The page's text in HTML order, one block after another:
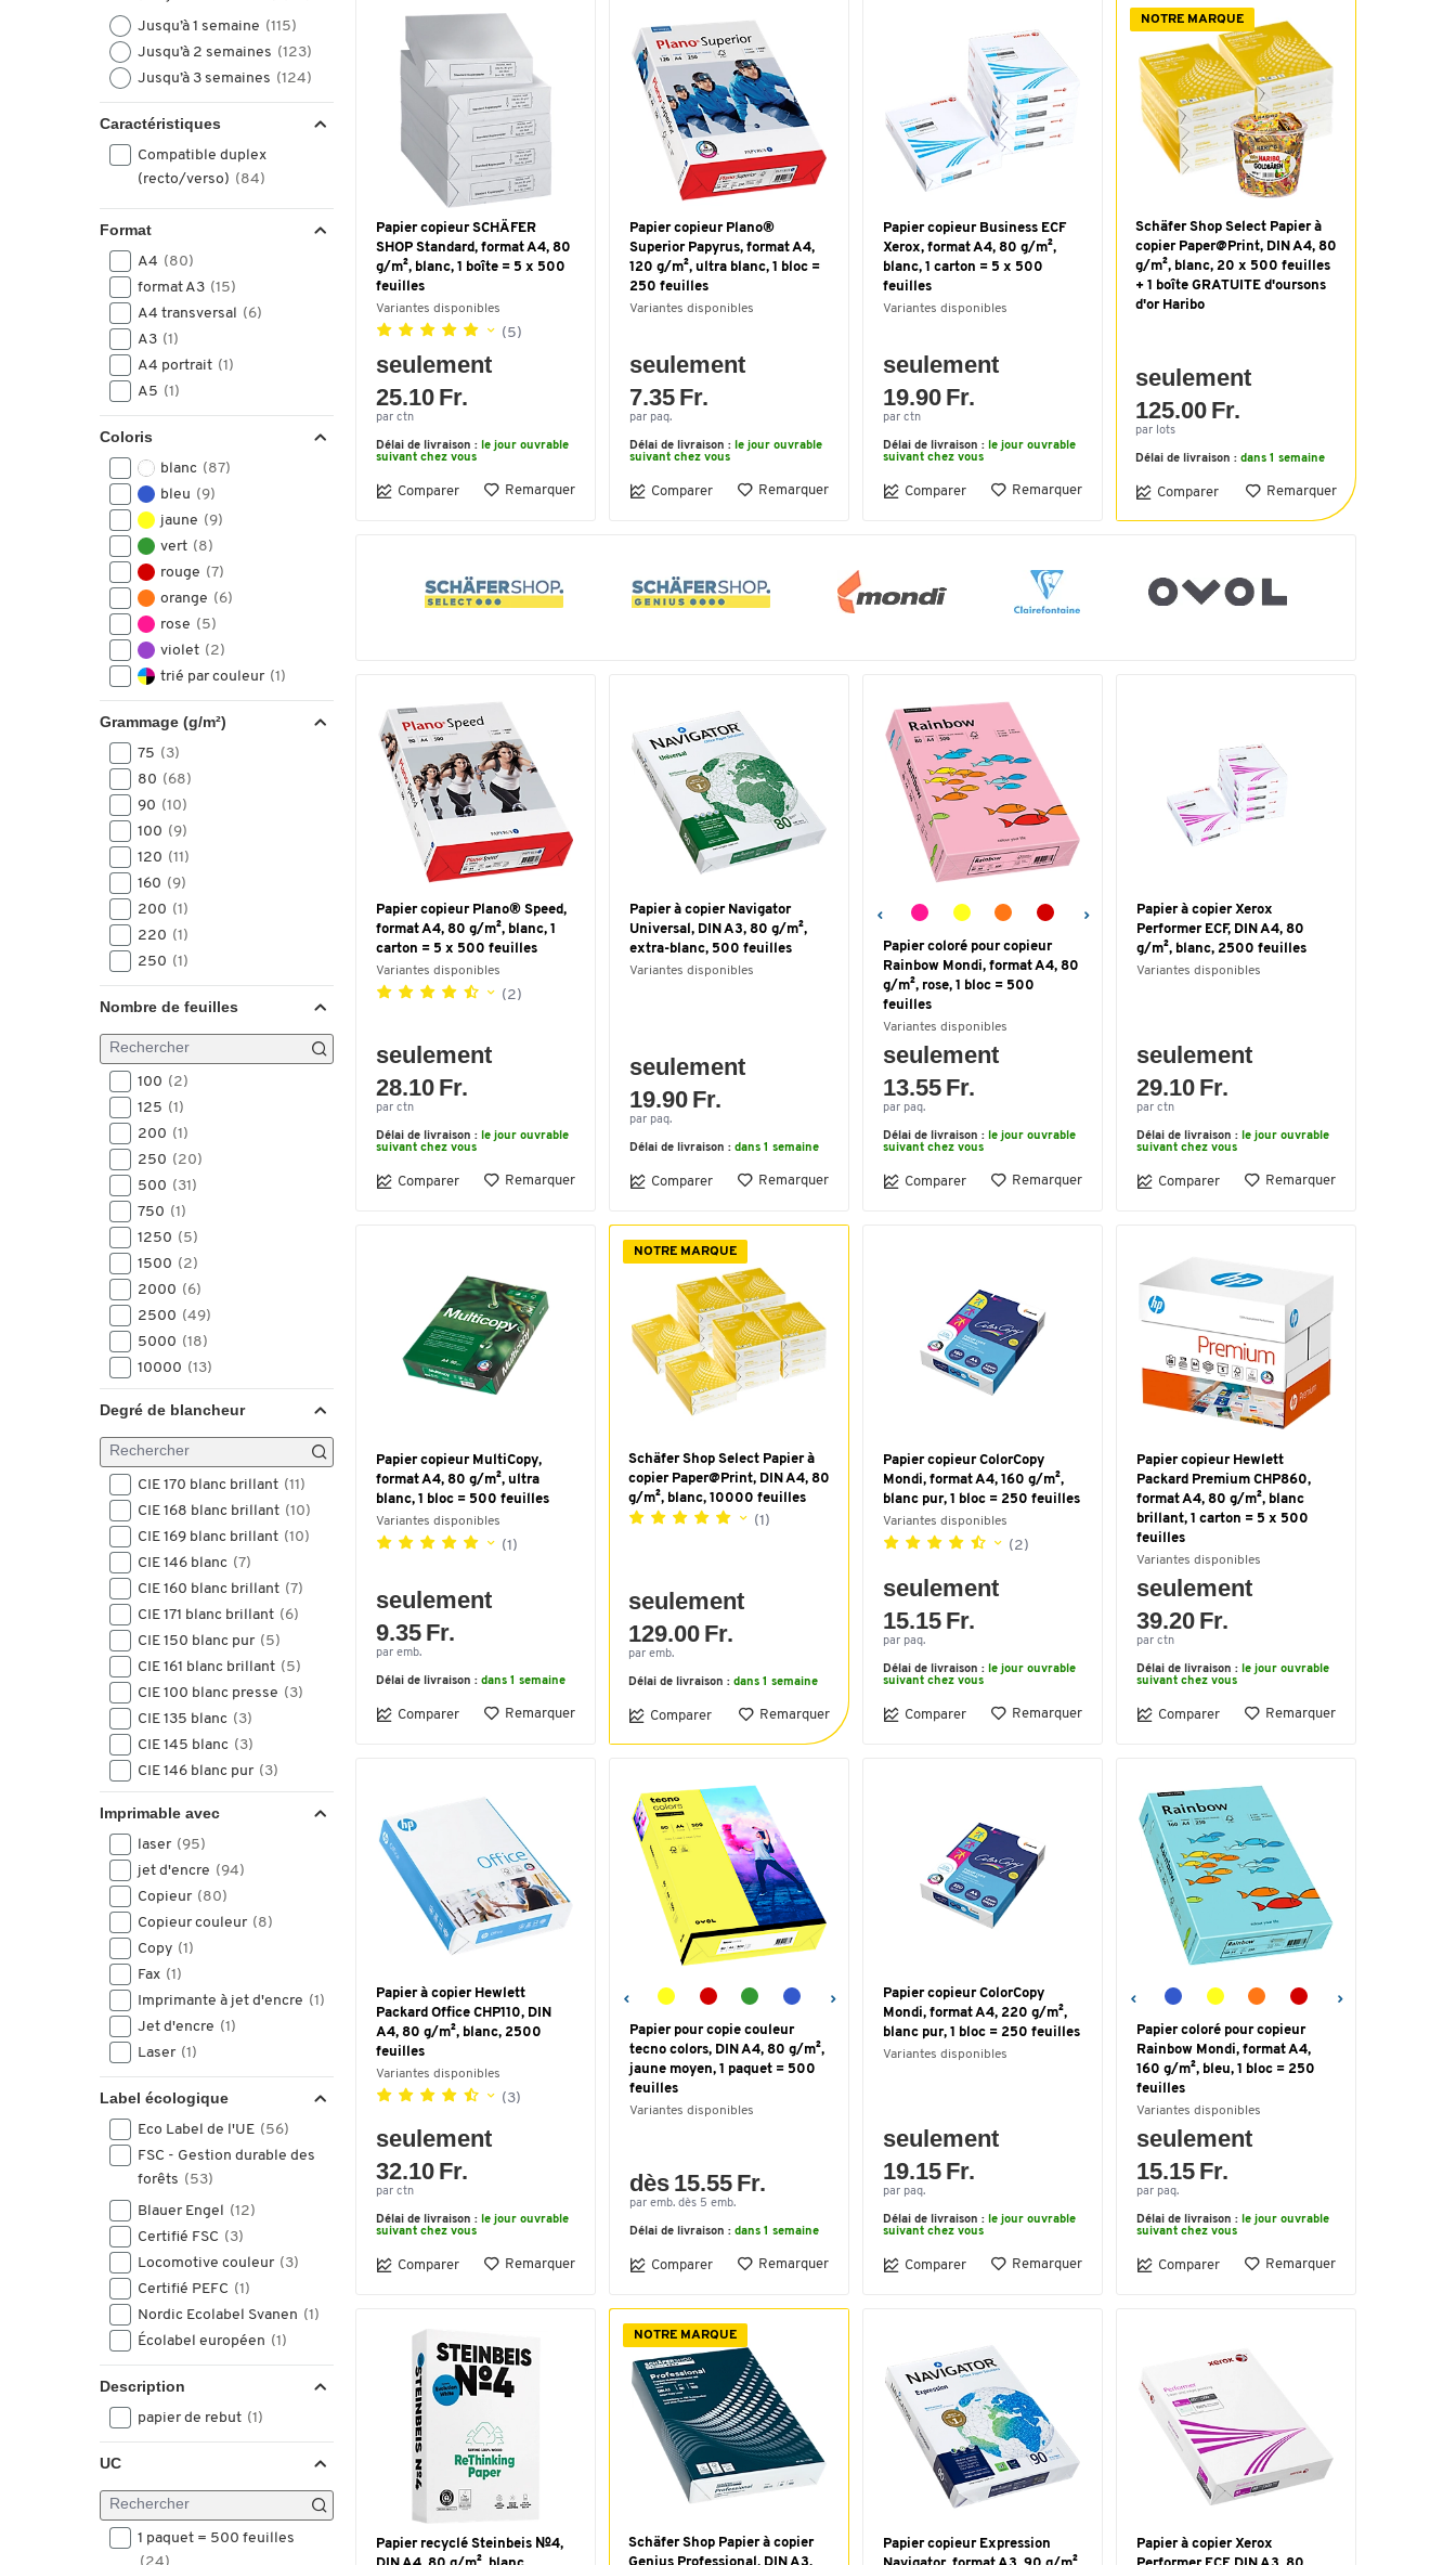
Jusqu’à 1 semaine (115)
Jusqu’à 2 semaines (123)
Jusqu’à 3 semaines (124)
Caractéristiques
Compatible duplex
(recto/verso) (84)
Format
A4 (80)
format A3 (15)
A4 transversal (6)
A3 (1)
A4 portrait (1)
A5 (1)
Coloris
blanc (87)
bleu (9)
jaune (9)
vert (8)
rouge (7)
orange (6)
rose (5)
violet (2)
trié par couleur (1)
Grammage (g/m²)
75 (3)
80 (68)
90 (10)
100 (9)
120 (11)
160 (9)
200 (1)
220 (1)
250 (1)
Nombre de feuilles
100 (2)
125 (1)
200 (1)
250 (20)
500 (31)
750 (1)
1250 (5)
1500 (2)
2000 (6)
2500 (49)
5000 (18)
10000 (13)
50000(2)
100000 (11)
120000
Degré de blancheur
CIE 170 blanc brillant (11)
CIE 168 blanc brillant (10)
CIE 169 blanc brillant (10)
CIE 146 blanc (7)
CIE 160 blanc brillant (7)
CIE 171 blanc brillant (6)
CIE 150 blanc pur (5)
CIE 161 blanc brillant (5)
CIE 100 blanc presse (3)
CIE 135 blanc (3)
CIE 145 blanc (3)
CIE 146 blanc pur (3)
CIE 153 blanc(3)
CIE 150 blanc
CIE 165 blanc brillant
CIE 167 blanc brillant
136 CIE (1)
146 blanc(1)
CIE 112 blanc
CIE 160 blanc pur
CIE 167 hochweiß (1)
CIE 70 blanc presse
CIE 80 blanc presse
Imprimable avec
laser (95)
jet d'encre (94)
Copieur (80)
Copieur couleur (8)
Copy (1)
Fax (1)
Imprimante à jet d'encre (1)
Jet d'encre (1)
Laser (1)
Label écologique
Eco Label de l'UE (56)
FSC - Gestion durable des
forêts (53)
Blauer Engel (12)
Certifié FSC (3)
Locomotive couleur (3)
Certifié PEFC (1)
Nordic Ecolabel Svanen (1)
Écolabel européen (1)
Description
papier de rebut (1)
UC
1 paquet = 500 feuilles
Papier copieur SCHÄFER
SHOP Standard, format A4, 80
g/m², blanc, 1 boîte = 5 x 500
feuilles
Variantes disponibles
(5)
seulement
25.10 Fr.
par ctn
Délai de livraison : le jour ouvrable
suivant chez vous
Comparer Remarquer
Papier copieur Plano®
Superior Papyrus, format A4,
120 g/m², ultra blanc, 1 bloc =
250 feuilles
Variantes disponibles
seulement
7.35 Fr.
par paq.
Délai de livraison : le jour ouvrable
suivant chez vous
Comparer Remarquer
Papier copieur Business ECF
Xerox, format A4, 80 g/m²,
blanc, 1 carton = 5 x 500
feuilles
Variantes disponibles
seulement
19.90 Fr.
par ctn
Délai de livraison : le jour ouvrable
suivant chez vous
Comparer Remarquer
NOTRE MARQUE
Schäfer Shop Select Papier à
copier Paper@Print, DIN A4, 80
g/m², blanc, 20 x 500 feuilles
+ 1 boîte GRATUITE d'oursons
d'or Haribo
seulement
125.00 Fr.
par lots
Délai de livraison : dans 1 semaine
Comparer Remarquer
Papier copieur Plano® Speed,
format A4, 80 g/m², blanc, 1
carton = 5 x 500 feuilles
Variantes disponibles
(2)
seulement
28.10 Fr.
par ctn
Délai de livraison : le jour ouvrable
suivant chez vous
Comparer Remarquer
Papier à copier Navigator
Universal, DIN A3, 80 g/m²,
extra-blanc, 500 feuilles
Variantes disponibles
seulement
19.90 Fr.
par paq.
Délai de livraison : dans 1 semaine
Comparer Remarquer
Papier coloré pour copieur
Rainbow Mondi, format A4, 80
g/m², rose, 1 bloc = 500
feuilles
Variantes disponibles
seulement
13.55 Fr.
par paq.
Délai de livraison : le jour ouvrable
suivant chez vous
Comparer Remarquer
Papier à copier Xerox
Performer ECF, DIN A4, 80
g/m², blanc, 2500 feuilles
Variantes disponibles
seulement
29.10 Fr.
par ctn
Délai de livraison : le jour ouvrable
suivant chez vous
Comparer Remarquer
Papier copieur MultiCopy,
format A4, 80 g/m², ultra
blanc, 1 bloc = 500 feuilles
Variantes disponibles
(1)
seulement
9.35 Fr.
par emb.
Délai de livraison : dans 1 semaine
Comparer Remarquer
NOTRE MARQUE
Schäfer Shop Select Papier à
copier Paper@Print, DIN A4, 80
g/m², blanc, 10000 feuilles
(1)
seulement
129.00 Fr.
par emb.
Délai de livraison : dans 1 semaine
Comparer Remarquer
Papier copieur ColorCopy
Mondi, format A4, 160 g/m²,
blanc pur, 1 bloc = 250 feuilles
Variantes disponibles
(2)
seulement
15.15 Fr.
par paq.
Délai de livraison : le jour ouvrable
suivant chez vous
Comparer Remarquer
Papier copieur Hewlett
Packard Premium CHP860,
format A4, 80 g/m², blanc
brillant, 1 carton = 5 x 500
feuilles
Variantes disponibles
seulement
39.20 Fr.
par ctn
Délai de livraison : le jour ouvrable
suivant chez vous
Comparer Remarquer
Papier à copier Hewlett
Packard Office CHP110, DIN
A4, 80 g/m², blanc, 2500
feuilles
Variantes disponibles
(3)
seulement
32.10 Fr.
par ctn
Délai de livraison : le jour ouvrable
suivant chez vous
Comparer Remarquer
Papier pour copie couleur
tecno colors, DIN A4, 80 g/m²,
jaune moyen, 1 paquet = 500
feuilles
Variantes disponibles
dès 15.55 Fr.
par emb. dès 5 emb.
Délai de livraison : dans 1 semaine
Comparer Remarquer
Papier copieur ColorCopy
Mondi, format A4, 220 g/m²,
blanc pur, 1 bloc = 250 feuilles
Variantes disponibles
seulement
19.15 Fr.
par paq.
Délai de livraison : le jour ouvrable
suivant chez vous
Comparer Remarquer
Papier coloré pour copieur
Rainbow Mondi, format A4,
160 g/m², bleu, 1 bloc = 250
feuilles
Variantes disponibles
seulement
15.15 Fr.
par paq.
Délai de livraison : le jour ouvrable
suivant chez vous
Comparer Remarquer
Papier recyclé Steinbeis №4,
NOTRE MARQUE
Schäfer Shop Papier à copier
Papier copieur Expression
Papier à copier Xerox